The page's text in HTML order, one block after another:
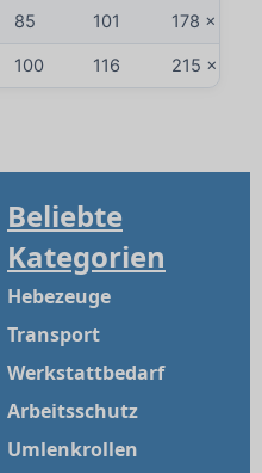
85 101 178 x 153
100 116 215 x 190
Beliebte
Kategorien
Hebezeuge
Transport
Werkstattbedarf
Arbeitsschutz
Umlenkrollen